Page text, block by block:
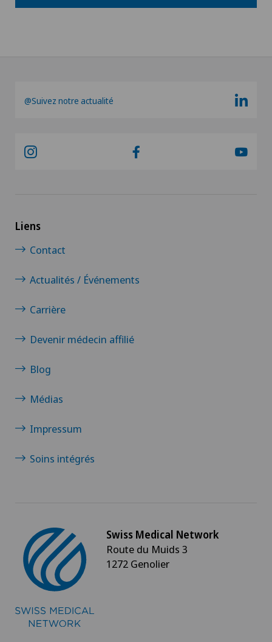
@Suivez notre actualité
Liens
Contact
Actualités / Événements
Carrière
Devenir médecin affilié
Blog
Médias
Impressum
Soins intégrés
Swiss Medical Network
Route du Muids 3
1272 Genolier